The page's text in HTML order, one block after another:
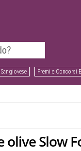
Sangiovese Premi e Concorsi
Slow